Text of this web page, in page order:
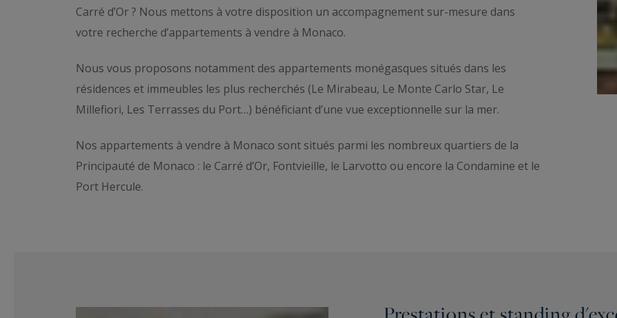
Carré d’Or ? Nous mettons à votre disposition un accompagnement sur-mesure dans
votre recherche d’appartements à vendre à Monaco.
Nous vous proposons notamment des appartements monégasques situés dans les
résidences et immeubles les plus recherchés (Le Mirabeau, Le Monte Carlo Star, Le
Millefiori, Les Terrasses du Port…) bénéficiant d’une vue exceptionnelle sur la mer.
Nos appartements à vendre à Monaco sont situés parmi les nombreux quartiers de la
Principauté de Monaco : le Carré d’Or, Fontvieille, le Larvotto ou encore la Condamine et le
Port Hercule.